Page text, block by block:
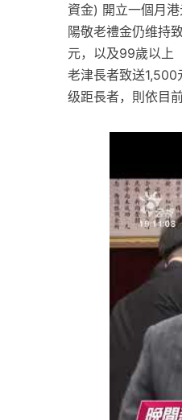
資金) 開立一個月
陽敬老禮金仍维持
元，以及99歲以上
老津長者致送
级距長者，則依目